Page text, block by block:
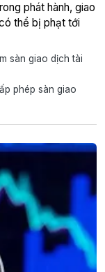
phát hành, giao
thể bị phạt tới
sàn giao dịch tài
phép sàn giao